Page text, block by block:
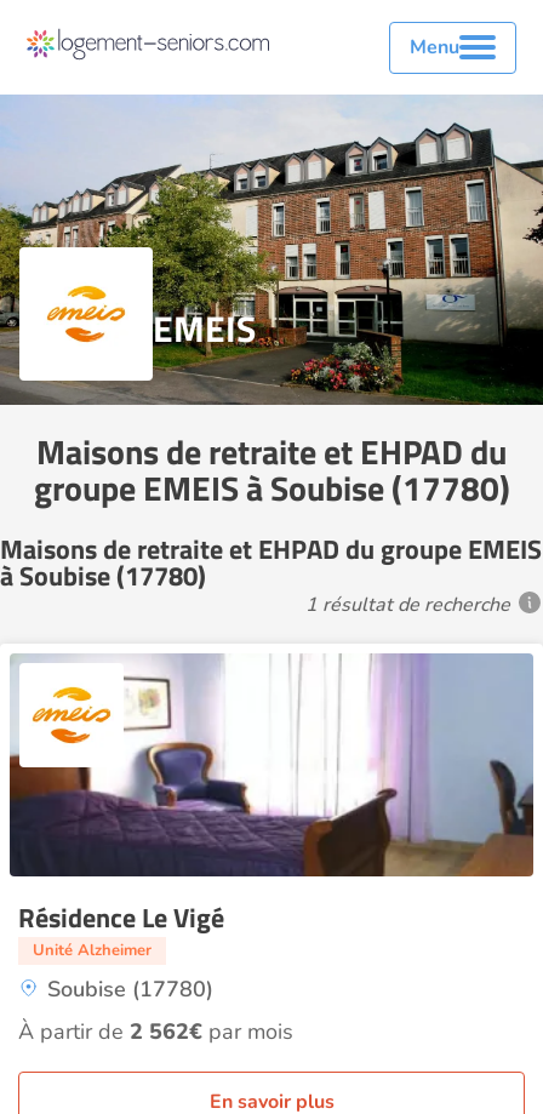
Menu
EMEIS
Maisons de retraite et EHPAD du
groupe EMEIS à Soubise (17780)
Maisons de retraite et EHPAD du groupe EMEIS
à Soubise (17780)
1 résultat de recherche
Résidence Le Vigé
Unité Alzheimer
Soubise (17780)
À partir de 2 562€ par mois
En savoir plus